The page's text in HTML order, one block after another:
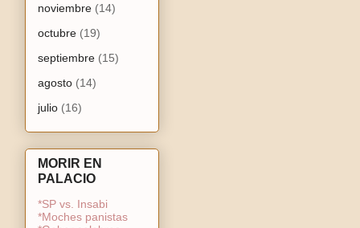
noviembre (14)
octubre (19)
septiembre (15)
agosto (14)
julio (16)
MORIR EN
PALACIO
*SP vs. Insabi
*Moches panistas